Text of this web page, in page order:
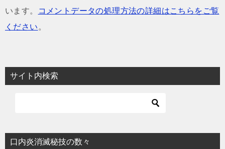
います。
コメントデータの処理方法の詳細はこちらをご覧
ください 。
サイト内検索
口内炎消滅秘技の数々